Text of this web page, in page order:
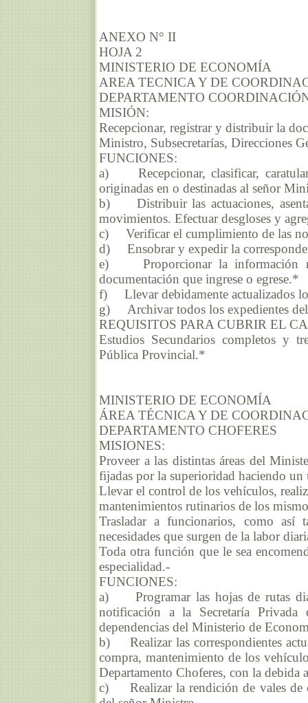
ANEXO N° II
HOJA 2
MINISTERIO DE ECONOMÍA
AREA TECNICA Y DE
DEPARTAMENTO
MISIÓN:
Recepcionar, registrar y distribuir la
Ministro, Subsecretarías, Direcciones
FUNCIONES:
a) Recepcionar, clasificar, caratular
originadas en o destinadas al señor
b) Distribuir las actuaciones,
movimientos. Efectuar desgloses y
c) Verificar el cumplimiento de las
d) Ensobrar y expedir la
e) Proporcionar la información
documentación que ingrese o egrese.*
f) Llevar debidamente actualizados
g) Archivar todos los expedientes del
REQUISITOS PARA CUBRIR EL
Estudios Secundarios completos y
Pública Provincial.*
MINISTERIO DE ECONOMÍA
ÁREA TÉCNICA Y DE
DEPARTAMENTO CHOFERES
MISIONES:
Proveer a las distintas áreas del
fijadas por la superioridad haciendo
Llevar el control de los vehículos,
mantenimientos rutinarios de los
Trasladar a funcionarios, como así
necesidades que surgen de la labor
Toda otra función que le sea
especialidad.-
FUNCIONES:
a) Programar las hojas de rutas
notificación a la Secretaría Privada
dependencias del Ministerio de
b) Realizar las correspondientes
compra, mantenimiento de los
Departamento Choferes, con la
c) Realizar la rendición de vales de